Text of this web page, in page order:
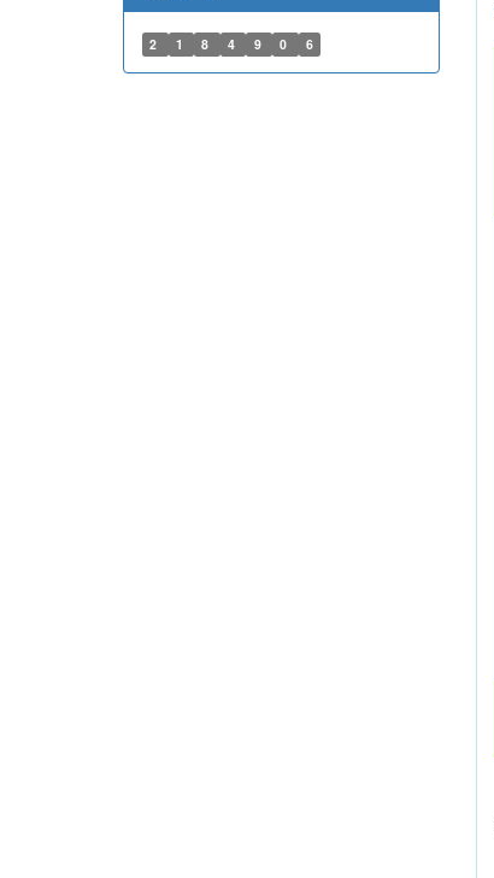
2 1 8 4 9 0 6